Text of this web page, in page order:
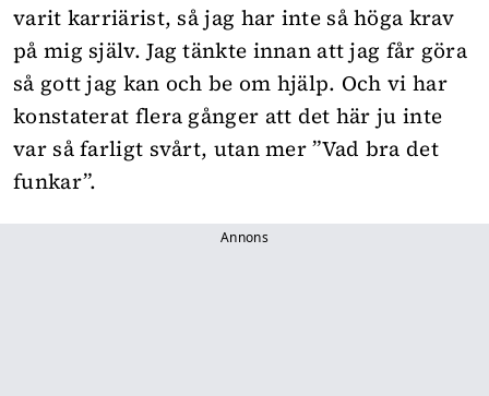
varit karriärist, så jag har inte så höga krav
på mig själv. Jag tänkte innan att jag får göra
så gott jag kan och be om hjälp. Och vi har
konstaterat flera gånger att det här ju inte
var så farligt svårt, utan mer ”Vad bra det
funkar”.
Annons